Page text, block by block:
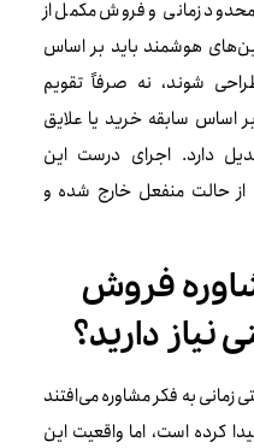
زمانی و فروش مکمل از
هوشمند باید بر اساس
شوند، نه صرفاً تقویم
اساس سابقه خرید یا علایق
دارد. اجرای درست این
از حالت منفعل خارج شده و
فروش
نیاز دارید؟
زمانی به فکر مشاوره می‌افتند
است، اما واقعیت این